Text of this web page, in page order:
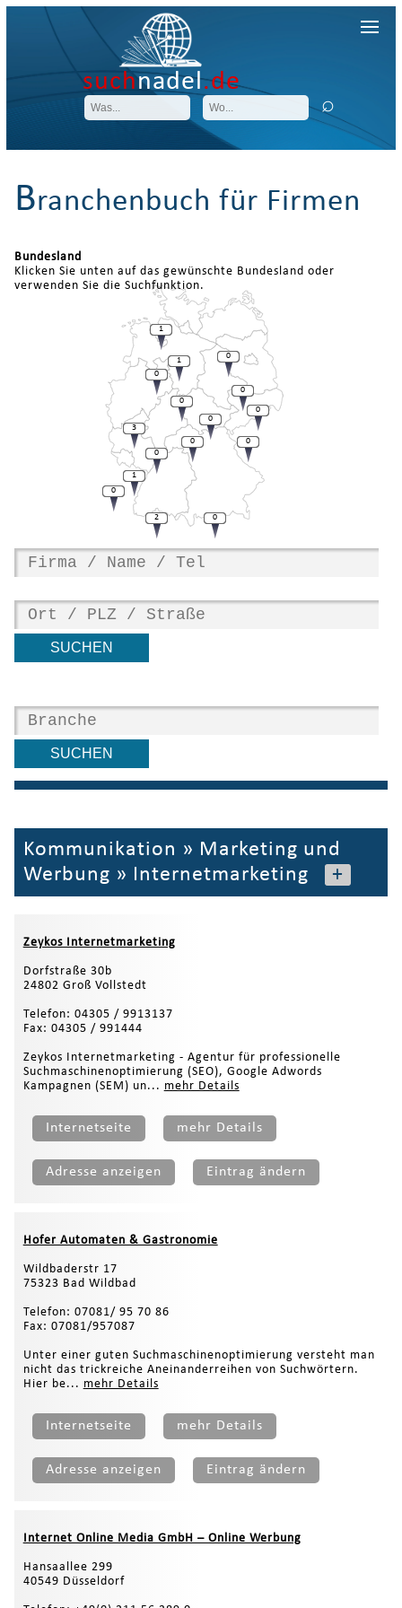
suchnadel.de
Branchenbuch für Firmen
Bundesland
Klicken Sie unten auf das gewünschte Bundesland oder
verwenden Sie die Suchfunktion.
0
0
3
0
0
0
1
1
0
0
0
0
1
2
0
0
Kommunikation » Marketing und
Werbung » Internetmarketing +
Zeykos Internetmarketing
Dorfstraße 30b
24802 Groß Vollstedt
Telefon: 04305 / 9913137
Fax: 04305 / 991444
Zeykos Internetmarketing - Agentur für professionelle
Suchmaschinenoptimierung (SEO), Google Adwords
Kampagnen (SEM) un... mehr Details
Internetseite mehr Details
Adresse anzeigen Eintrag ändern
Hofer Automaten & Gastronomie
Wildbaderstr 17
75323 Bad Wildbad
Telefon: 07081/ 95 70 86
Fax: 07081/957087
Unter einer guten Suchmaschinenoptimierung versteht man
nicht das trickreiche Aneinanderreihen von Suchwörtern.
Hier be... mehr Details
Internetseite mehr Details
Adresse anzeigen Eintrag ändern
Internet Online Media GmbH – Online Werbung
Hansaallee 299
40549 Düsseldorf